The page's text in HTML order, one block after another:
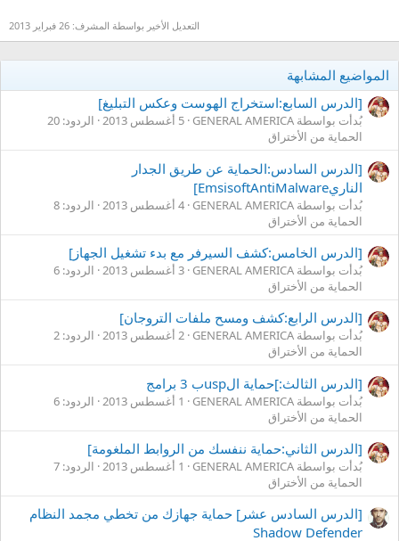
التعديل الأخير بواسطة المشرف: 26 فبراير 2013
المواضيع المشابهة
[الدرس السابع:استخراج الهوست وعكس التبليغ]
بُدأت بواسطة GENERAL AMERICA 5 أغسطس 2013
الردود: 20
الحماية من الأختراق
[الدرس السادس:الحماية عن طريق الجدار
الناريEmsisoftAntiMalware]
بُدأت بواسطة GENERAL AMERICA 4 أغسطس 2013
الردود: 8
الحماية من الأختراق
[الدرس الخامس:كشف السيرفر مع بدء تشغيل الجهاز]
بُدأت بواسطة GENERAL AMERICA 3 أغسطس 2013
الردود: 6
الحماية من الأختراق
[الدرس الرابع:كشف ومسح ملفات التروجان]
بُدأت بواسطة GENERAL AMERICA 2 أغسطس 2013
الردود: 2
الحماية من الأختراق
[الدرس الثالث:]حماية الuspب 3 برامج
بُدأت بواسطة GENERAL AMERICA 1 أغسطس 2013
الردود: 6
الحماية من الأختراق
[الدرس الثاني:حماية ننفسك من الروابط الملغومة]
بُدأت بواسطة GENERAL AMERICA 1 أغسطس 2013
الردود: 7
الحماية من الأختراق
[الدرس السادس عشر] حماية جهازك من تخطي مجمد النظام
Shadow Defender